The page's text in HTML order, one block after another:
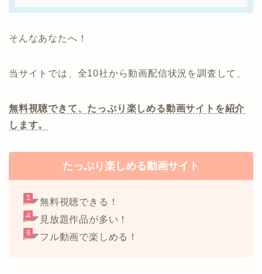
そんなあなたへ！
当サイトでは、全10社から動画配信状況を調査して、
無料視聴できて、たっぷり楽しめる動画サイトを紹介
します。
たっぷり楽しめる動画サイト
無料視聴できる！
見放題作品が多い！
フル動画で楽しめる！